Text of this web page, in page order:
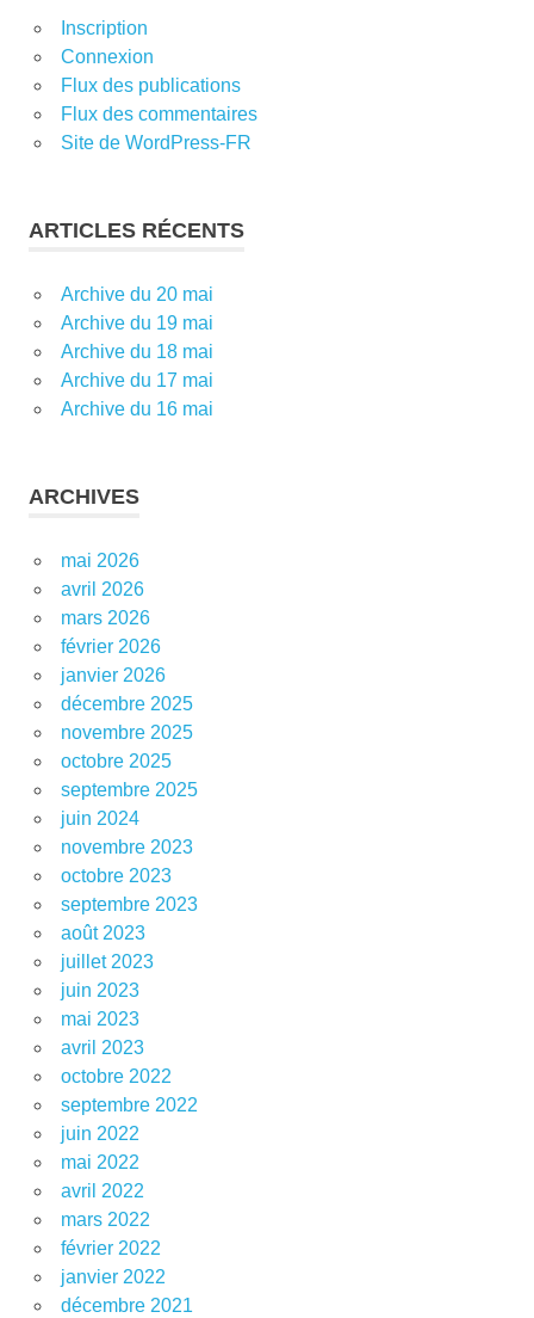
Inscription
Connexion
Flux des publications
Flux des commentaires
Site de WordPress-FR
ARTICLES RÉCENTS
Archive du 20 mai
Archive du 19 mai
Archive du 18 mai
Archive du 17 mai
Archive du 16 mai
ARCHIVES
mai 2026
avril 2026
mars 2026
février 2026
janvier 2026
décembre 2025
novembre 2025
octobre 2025
septembre 2025
juin 2024
novembre 2023
octobre 2023
septembre 2023
août 2023
juillet 2023
juin 2023
mai 2023
avril 2023
octobre 2022
septembre 2022
juin 2022
mai 2022
avril 2022
mars 2022
février 2022
janvier 2022
décembre 2021